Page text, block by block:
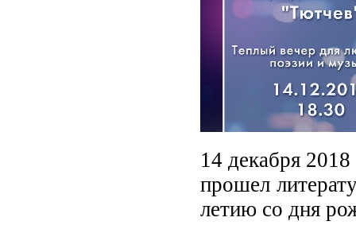
14 декабря
прошел
летию со дня